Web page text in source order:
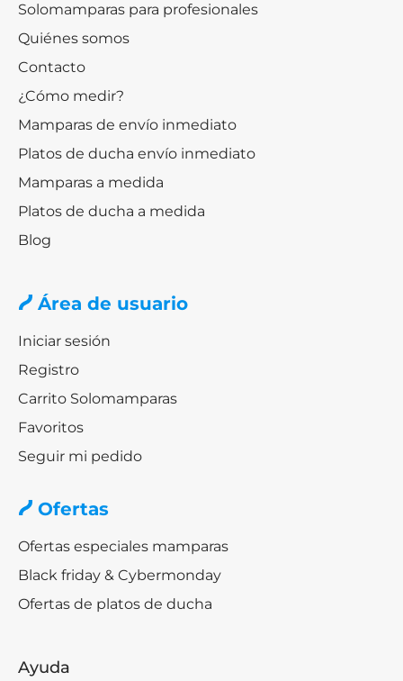
Solomamparas para profesionales
Quiénes somos
Contacto
¿Cómo medir?
Mamparas de envío inmediato
Platos de ducha envío inmediato
Mamparas a medida
Platos de ducha a medida
Blog
Área de usuario
Iniciar sesión
Registro
Carrito Solomamparas
Favoritos
Seguir mi pedido
Ofertas
Ofertas especiales mamparas
Black friday & Cybermonday
Ofertas de platos de ducha
Ayuda